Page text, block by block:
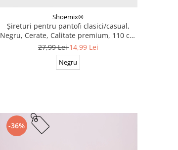
Shoemix®
Șireturi pentru pantofi clasici/casual,
Negru, Cerate, Calitate premium, 110 cm
x 0.3 cm
27,99 Lei14,99 Lei
Negru
-36%